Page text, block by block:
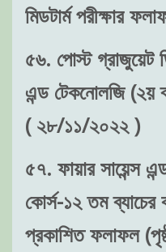
মিডটার্ম পরীক্ষার
৫৬. পোস্ট গ্রাজুয়েট
এন্ড টেকনোলজি (২য়
( ২৮/১১/২০২২ )
৫৭. ফায়ার সায়েন্স
কোর্স-১২ তম ব্যাচের
প্রকাশিত ফলাফল